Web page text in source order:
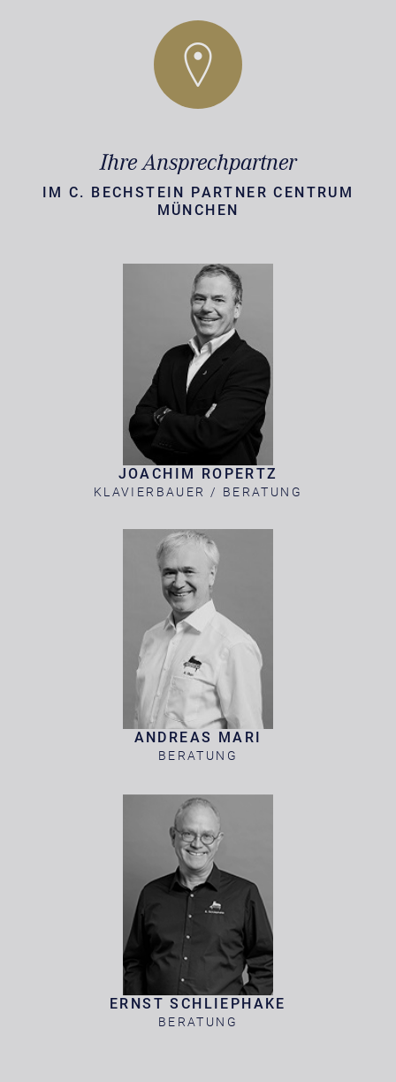
Ihre Ansprechpartner
IM C. BECHSTEIN PARTNER CENTRUM
MÜNCHEN
JOACHIM ROPERTZ
KLAVIERBAUER / BERATUNG
ANDREAS MARI
BERATUNG
ERNST SCHLIEPHAKE
BERATUNG